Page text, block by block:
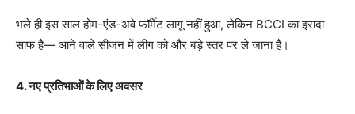
भले ही इस साल होम-एंड-अवे फॉर्मेट लागू नहीं हुआ, लेकिन BCCI का इरादा
साफ है— आने वाले सीजन में लीग को और बड़े स्तर पर ले जाना है।
4.नए प्रतिभाओं के लिए अवसर